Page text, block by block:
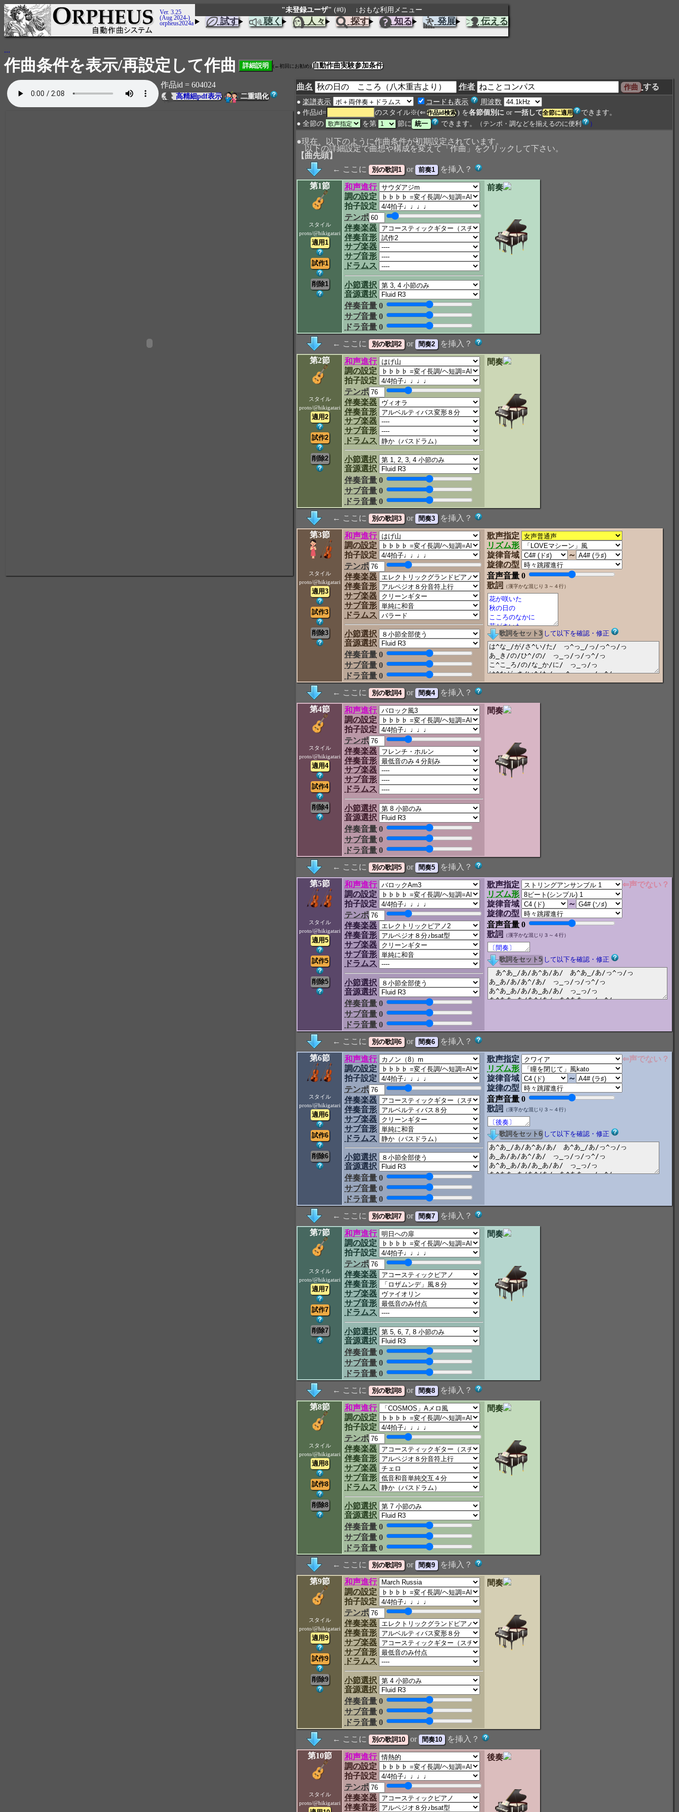
Ver. 3.25
(Aug 2024-)
orpheus2024a
"未登録ユーザ" (#0) ↓おもな利用メニュー
試す 聴く 人々 探す 知る 発展 伝える
...
作曲条件を表示/再設定して作曲 (←初回にお勧め)自動作曲実験参加条件
作品id = 604024
高精細pdf表示 二重唱化
曲名 作者 する
● 楽譜表示 コードも表示
周波数
● 作品id=
のスタイル※(⇐ 作品id検索) を各節個別に or 一括して
できます。
● 全節の
を第 節に できます。 （テンポ・調などを揃えるのに便利 ）
●現在、以下のように作曲条件が初期設定されています。
以下の詳細設定で曲想や構成を変えて「作曲」をクリックして下さい。
【曲先頭】
← ここに
or
を挿入？
第1節
スタイル
proto/@hikigatari
和声進行
調の設定
拍子設定
テンポ
伴奏楽器
伴奏音形
サブ楽器
サブ音形
ドラムス
小節選択
音源選択
伴奏音量 0
サブ音量 0
ドラ音量 0
前奏
← ここに or
を挿入？
第2節
スタイル
proto/@hikigatari
和声進行
調の設定
拍子設定
テンポ
伴奏楽器
伴奏音形
サブ楽器
サブ音形
ドラムス
小節選択
音源選択
伴奏音量 0
サブ音量 0
ドラ音量 0
間奏
← ここに or
を挿入？
第3節
スタイル
proto/@hikigatari
和声進行
調の設定
拍子設定
テンポ
伴奏楽器
伴奏音形
サブ楽器
サブ音形
ドラムス
小節選択
音源選択
伴奏音量 0
サブ音量 0
ドラ音量 0
歌声指定
リズム形
旋律音域
～
旋律の型
音声音量 0
歌詞
（漢字かな混じり３～４行）
して以下を確認・修正
← ここに or
を挿入？
第4節
スタイル
proto/@hikigatari
和声進行
調の設定
拍子設定
テンポ
伴奏楽器
伴奏音形
サブ楽器
サブ音形
ドラムス
小節選択
音源選択
伴奏音量 0
サブ音量 0
ドラ音量 0
間奏
← ここに or
を挿入？
第5節
スタイル
proto/@hikigatari
和声進行
調の設定
拍子設定
テンポ
伴奏楽器
伴奏音形
サブ楽器
サブ音形
ドラムス
小節選択
音源選択
伴奏音量 0
サブ音量 0
ドラ音量 0
歌声指定
⇐声でない？
リズム形
旋律音域
～
旋律の型
音声音量 0
歌詞
（漢字かな混じり３～４行）
して以下を確認・修正
← ここに or
を挿入？
第6節
スタイル
proto/@hikigatari
和声進行
調の設定
拍子設定
テンポ
伴奏楽器
伴奏音形
サブ楽器
サブ音形
ドラムス
小節選択
音源選択
伴奏音量 0
サブ音量 0
ドラ音量 0
歌声指定
⇐声でない？
リズム形
旋律音域
～
旋律の型
音声音量 0
歌詞
（漢字かな混じり３～４行）
して以下を確認・修正
← ここに or
を挿入？
第7節
スタイル
proto/@hikigatari
和声進行
調の設定
拍子設定
テンポ
伴奏楽器
伴奏音形
サブ楽器
サブ音形
ドラムス
小節選択
音源選択
伴奏音量 0
サブ音量 0
ドラ音量 0
間奏
← ここに or
を挿入？
第8節
スタイル
proto/@hikigatari
和声進行
調の設定
拍子設定
テンポ
伴奏楽器
伴奏音形
サブ楽器
サブ音形
ドラムス
小節選択
音源選択
伴奏音量 0
サブ音量 0
ドラ音量 0
間奏
← ここに or
を挿入？
第9節
スタイル
proto/@hikigatari
和声進行
調の設定
拍子設定
テンポ
伴奏楽器
伴奏音形
サブ楽器
サブ音形
ドラムス
小節選択
音源選択
伴奏音量 0
サブ音量 0
ドラ音量 0
間奏
← ここに or
を挿入？
第10節
スタイル
proto/@hikigatari
和声進行
調の設定
拍子設定
テンポ
伴奏楽器
伴奏音形
後奏